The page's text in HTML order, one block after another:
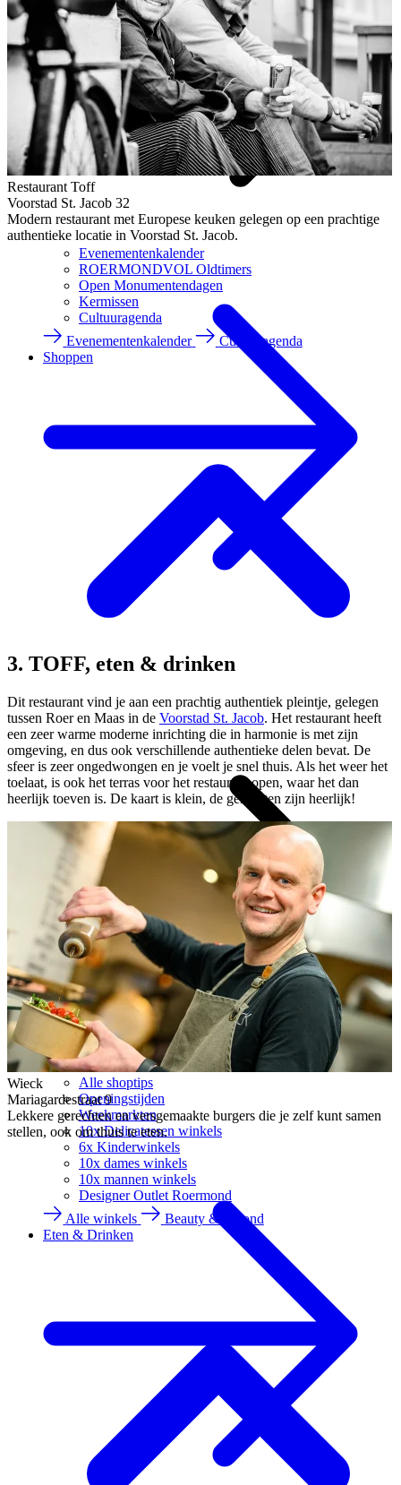
Evenementenkalender
ROERMONDVOL Oldtimers
Open Monumentendagen
Kermissen
Cultuuragenda
Evenementenkalender
Cultuuragenda
Shoppen
Alle shoptips
Openingstijden
Weekmarkten
10x Delicatessen winkels
6x Kinderwinkels
10x dames winkels
10x mannen winkels
Designer Outlet Roermond
Alle winkels
Beauty & gezond
Eten & Drinken
Restaurant Toff
Voorstad St. Jacob 32
Modern restaurant met Europese keuken gelegen op een prachtige
authentieke locatie in Voorstad St. Jacob.
3. TOFF, eten & drinken
Dit restaurant vind je aan een prachtig authentiek pleintje, gelegen
tussen Roer en Maas in de Voorstad St. Jacob. Het restaurant heeft
een zeer warme moderne inrichting die in harmonie is met zijn
omgeving, en dus ook verschillende authentieke delen bevat. De
sfeer is zeer ongedwongen en je voelt je snel thuis. Als het weer het
toelaat, is ook het terras voor het restaurant open, waar het dan
heerlijk toeven is. De kaart is klein, de gerechten zijn heerlijk!
Wieck
Mariagardestraat 9
Lekkere gerechten en versgemaakte burgers die je zelf kunt samen
stellen, ook om thuis te eten.